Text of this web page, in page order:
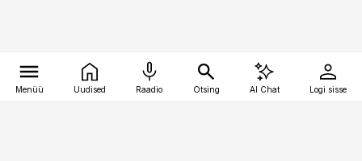
Menüü Uudised Raadio Otsing AI Chat Logi sisse